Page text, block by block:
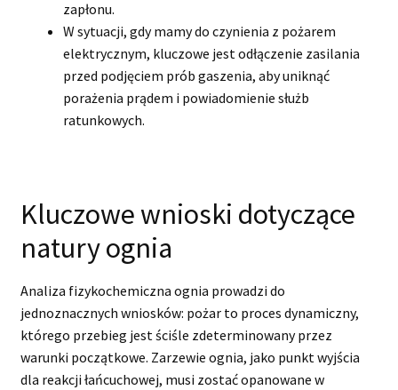
zapłonu.
W sytuacji, gdy mamy do czynienia z pożarem
elektrycznym, kluczowe jest odłączenie zasilania
przed podjęciem prób gaszenia, aby uniknąć
porażenia prądem i powiadomienie służb
ratunkowych.
Kluczowe wnioski dotyczące
natury ognia
Analiza fizykochemiczna ognia prowadzi do
jednoznacznych wniosków: pożar to proces dynamiczny,
którego przebieg jest ściśle zdeterminowany przez
warunki początkowe. Zarzewie ognia, jako punkt wyjścia
dla reakcji łańcuchowej, musi zostać opanowane w